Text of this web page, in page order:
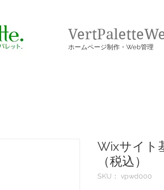
​ホームページ制作・Web管理
Wixサイト
（税込）
SKU： vpwd000